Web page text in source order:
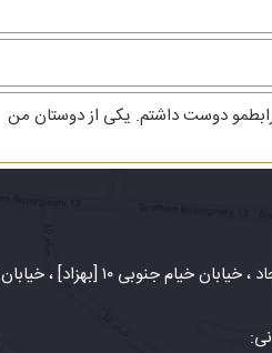
من 4 سال با آقایی در ارتباط بودم که بسیار رابطمو دوست داشتم. یکی از دوستان من